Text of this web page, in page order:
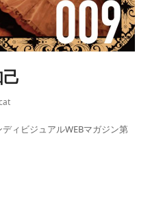
ィビジュアルWEBマガジン第